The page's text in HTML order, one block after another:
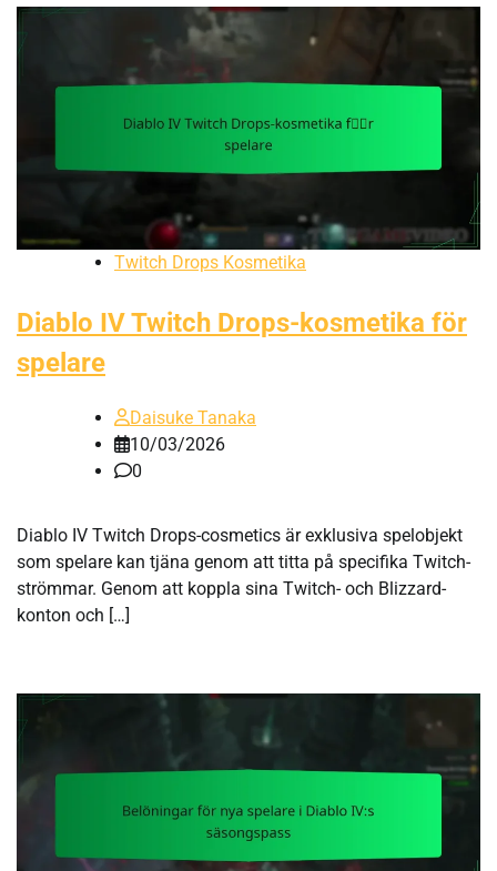
Twitch Drops Kosmetika
Diablo IV Twitch Drops-kosmetika för
spelare
Daisuke Tanaka
10/03/2026
0
Diablo IV Twitch Drops-cosmetics är exklusiva spelobjekt
som spelare kan tjäna genom att titta på specifika Twitch-
strömmar. Genom att koppla sina Twitch- och Blizzard-
konton och […]